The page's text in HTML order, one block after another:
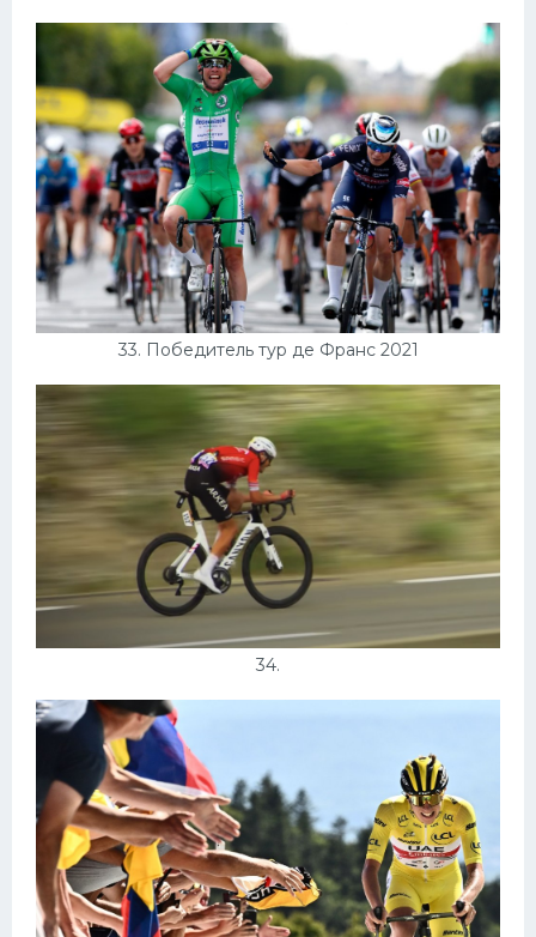
33. Победитель тур де Франс 2021
34.